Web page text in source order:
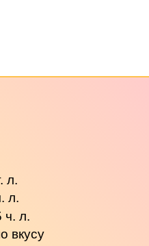
л.
л.
ч. л.
вкусу